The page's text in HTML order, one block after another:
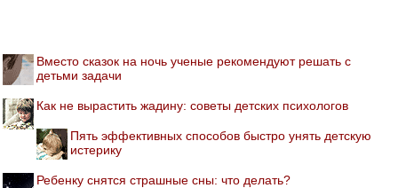
Вместо сказок на ночь ученые рекомендуют решать с
детьми задачи
Как не вырастить жадину: советы детских психологов
Пять эффективных способов быстро унять детскую
истерику
Ребенку снятся страшные сны: что делать?